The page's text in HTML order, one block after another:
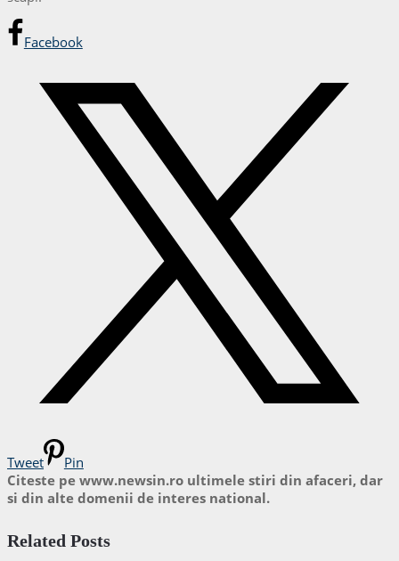
Facebook
Tweet
Pin
Citeste pe www.newsin.ro ultimele stiri din afaceri, dar
si din alte domenii de interes national.
Related Posts